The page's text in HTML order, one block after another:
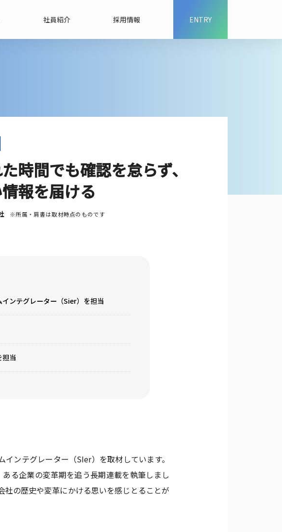
社員紹介 採用情報 ENTRY
時間でも確認を怠らず、
報を届ける
※所属・肩書は取材時点のものです
インテグレーター（Sier）を担当
担当
ンテグレーター（SIer）を取材しています。
る企業の変革期を追う長期連載を執筆しまし
の歴史や変革にかける思いを感じとることが